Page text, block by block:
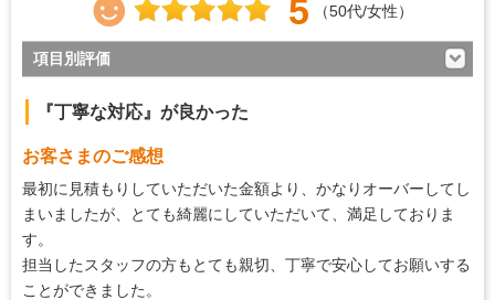
5 （50代/女性）
項目別評価
説明の分かりやすさ 5
施工の段取り・管理 5
作業中の配慮
『丁寧な対応』が良かった
お客さまのご感想
最初に見積もりしていただいた金額より、かなりオーバーしてし
まいましたが、とても綺麗にしていただいて、満足しておりま
す。
担当したスタッフの方もとても親切、丁寧で安心してお願いする
ことができました。